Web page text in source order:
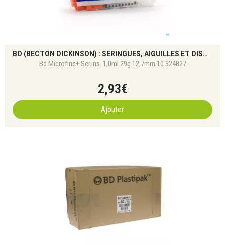
BD (BECTON DICKINSON) : SERINGUES, AIGUILLES ET DISPOSITIFS MÉDICAUX DE PRÉCISION
Bd Microfine+ Ser.ins. 1,0ml 29g 12,7mm 10 324827
2,93€
Ajouter